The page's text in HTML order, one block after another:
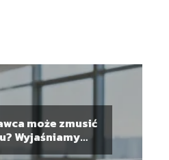
może zmusić
Wyjaśniamy